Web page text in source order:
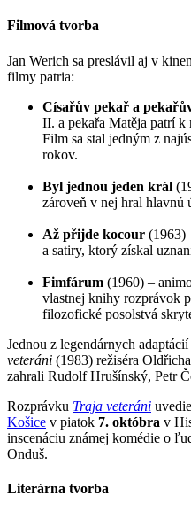
Filmová tvorba
Jan Werich sa preslávil aj v
filmy patria:
Císařův pekař a
II. a pekařa Matěja patrí k
Film sa stal jedným z
rokov.
Byl jednou jeden král
zároveň v nej hral hlavnú
Až přijde kocour (1963)
a satiry, ktorý získal
Fimfárum (1960) –
vlastnej knihy rozprávok
filozofické posolstvá
Jednou z legendárnych
veteráni (1983) režiséra
zahrali Rudolf Hrušínský, Petr
Rozprávku Traja veteráni
Košice v piatok 7. októbra v
inscenáciu známej komédie o
Onduš.
Literárna tvorba